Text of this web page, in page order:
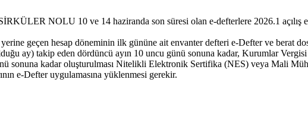
NOLU 10 ve 14 haziranda son süresi olan e-defterlere 2026.1 açılış
geçen hesap döneminin ilk gününe ait envanter defteri e-Defter ve berat
ay) takip eden dördüncü ayın 10 uncu günü sonuna kadar, Kurumlar
sonuna kadar oluşturulması Nitelikli Elektronik Sertifika (NES) veya Mali
e-Defter uygulamasına yüklenmesi gerekir.